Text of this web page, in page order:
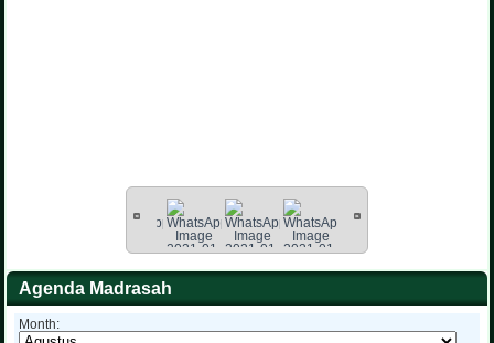
Agenda Madrasah
Month: